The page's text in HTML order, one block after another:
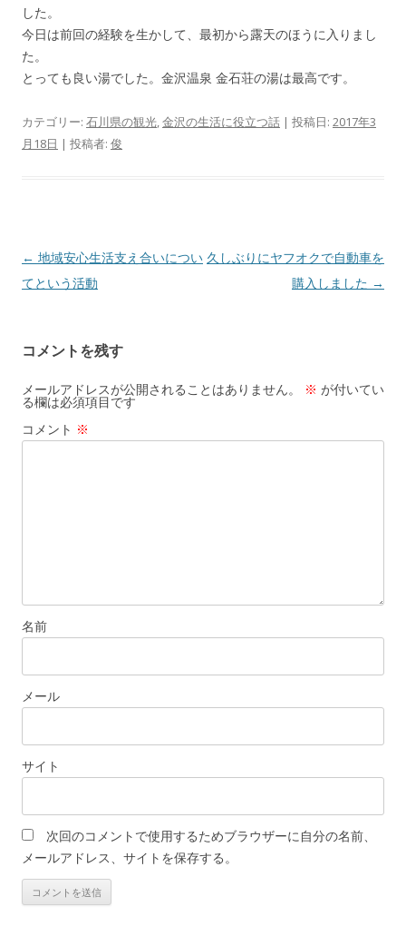
した。
今日は前回の経験を生かして、最初から露天のほうに入りまし
た。
とっても良い湯でした。金沢温泉 金石荘の湯は最高です。
カテゴリー: 石川県の観光,金沢の生活に役立つ話 | 投稿日: 2017年3
月18日 | 投稿者: 俊
投
稿
ゲ
ー
シ
ョ
← 地域安心生活支え合いについ
てという活動
久しぶりにヤフオクで自動車を
購入しました →
コメントを残す
メールアドレスが公開されることはありません。 ※ が付いてい
る欄は必須項目です
コメント ※
名前
メール
サイト
次回のコメントで使用するためブラウザーに自分の名前、
メールアドレス、サイトを保存する。